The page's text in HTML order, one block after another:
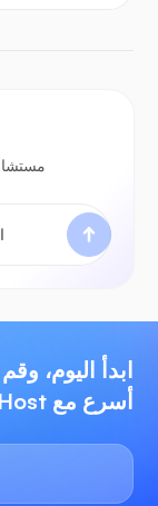
ابدأ اليوم،
أسرع مع UltaHost